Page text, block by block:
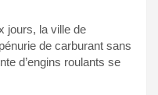
jours, la ville de
de carburant sans
d’engins roulants se